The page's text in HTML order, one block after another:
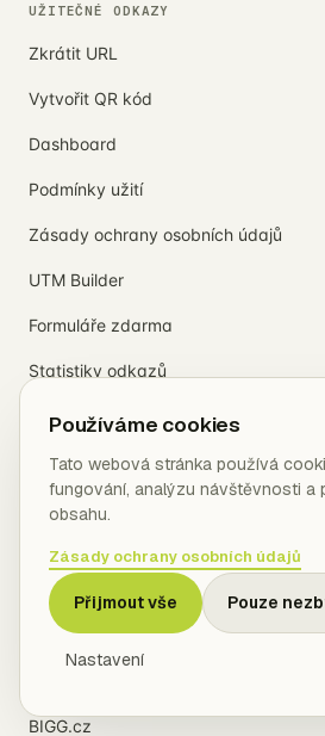
UŽITEČNÉ ODKAZY
Zkrátit URL
Vytvořit QR kód
Dashboard
Podmínky užití
Zásady ochrany osobních údajů
UTM Builder
Formuláře zdarma
Statistiky odkazů
ÚČET
Přihlášení
Registrace
PARTNERSKÉ WEBY
PražskéMuzikály.cz
BIGG.cz
Používáme cookies
Tato webová stránka používá
fungování, analýzu návštěvnosti a
obsahu.
Zásady ochrany osobních údajů
Přijmout vše Pouze
Nastavení